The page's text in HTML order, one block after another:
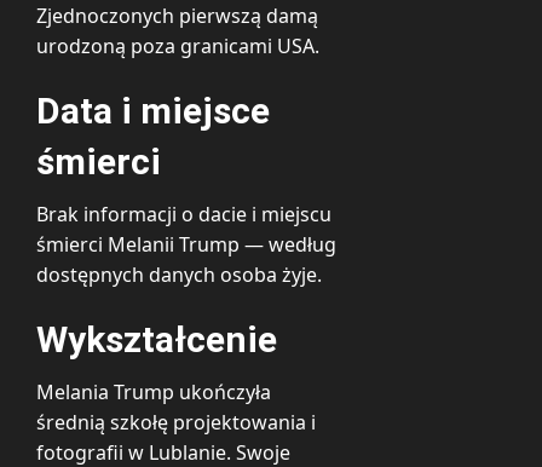
Zjednoczonych pierwszą damą
urodzoną poza granicami USA.
Data i miejsce
śmierci
Brak informacji o dacie i miejscu
śmierci Melanii Trump — według
dostępnych danych osoba żyje.
Wykształcenie
Melania Trump ukończyła
średnią szkołę projektowania i
fotografii w Lublanie. Swoje